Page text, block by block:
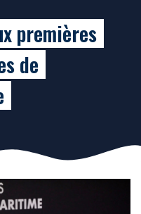
premières
de